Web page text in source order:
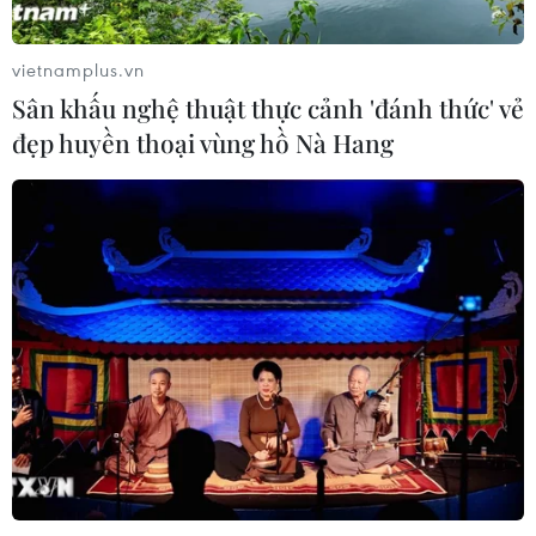
07/08/2026 23:29
Campuchia nỗ lực bảo tồn động vật
hoang dã trước nguy cơ tuyệt chủng
07/08/2026 22:45
Áp thấp nhiệt đới trên vịnh Bắc Bộ sẽ
gây ảnh hưởng thế nào tới Việt Nam?
07/08/2026 14:38
Nứt núi, Thanh Hóa sơ tán khẩn cấp
nhiều hộ dân
07/08/2026 13:17
vietnamplus.vn
Sân khấu nghệ thuật thực cảnh 'đánh thức' vẻ
đẹp huyền thoại vùng hồ Nà Hang